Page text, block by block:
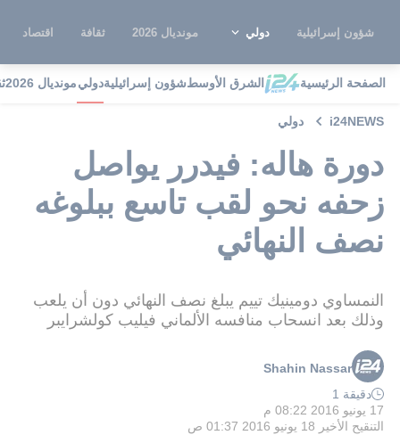
شؤون إسرائيلية دولي مونديال 2026 ثقافة اقتصاد
الصفحة الرئيسية الشرق الأوسطشؤون إسرائيليةدوليمونديال 2026
i24NEWS دولي
دورة هاله: فيدرر يواصل
زحفه نحو لقب تاسع ببلوغه
نصف النهائي
النمساوي دومينيك تييم يبلغ نصف النهائي دون أن يلعب
وذلك بعد انسحاب منافسه الألماني فيليب كولشرايبر
Shahin Nassar
دقيقة 1
17 يونيو 2016 08:22 م
التنقيح الأخير 18 يونيو 2016 01:37 ص